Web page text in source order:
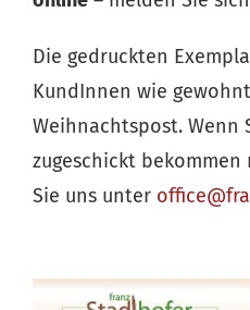
Die gedruckten
KundInnen wie
Weihnachtspost. Wenn
zugeschickt
Sie uns unter